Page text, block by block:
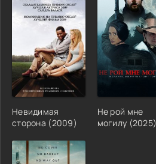
Невидимая
сторона (2009)
Не рой мне
могилу (2025)